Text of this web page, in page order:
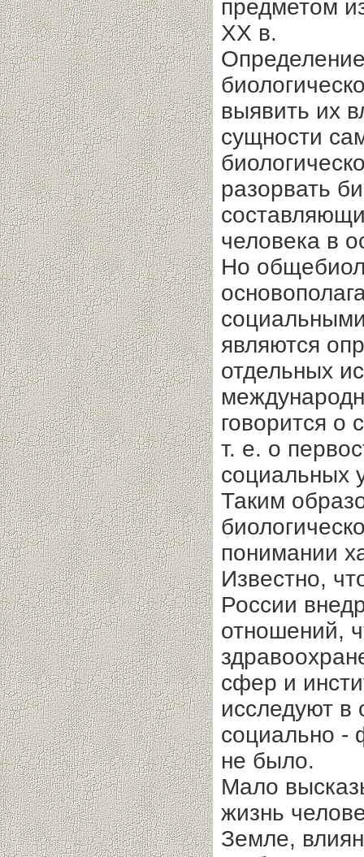
предметом
XX в.
выявить их
сущности
разорвать
человека в
Но
являются
отдельных
говорится о
т. е. о
социальных
Таким
понимании
Известно,
России
отношений,
сфер и
исследуют в
социально -
не было.
Мало
жизнь
Земле,